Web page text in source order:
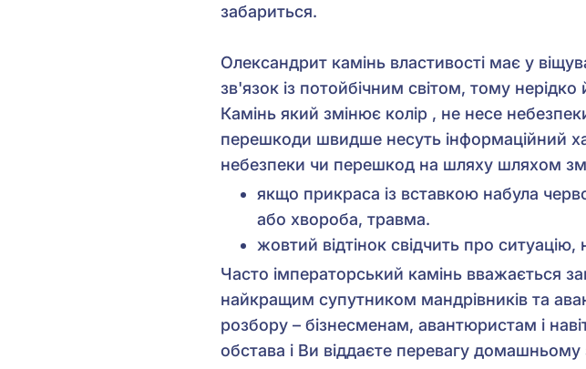
забариться.
Олександрит камінь властивості має у
зв'язок із потойбічним світом, тому
Камінь який змінює колір , не несе
перешкоди швидше несуть інформаційний
небезпеки чи перешкод на шляху шляхом
якщо прикраса із вставкою набула
або хвороба, травма.
жовтий відтінок свідчить про
Часто імператорський камінь вважається
найкращим супутником мандрівників та
розбору – бізнесменам, авантюристам і
обстава і Ви віддаєте перевагу